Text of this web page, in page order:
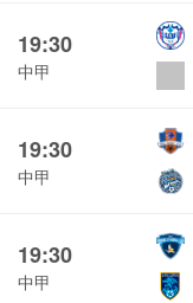
19:30
中甲
19:30
中甲
19:30
中甲